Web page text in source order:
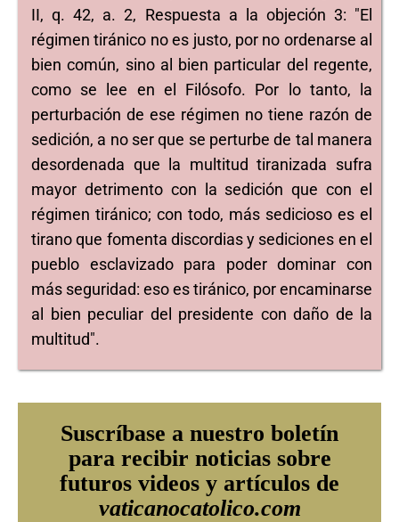
II, q. 42, a. 2, Respuesta a la objeción 3: "El
régimen tiránico no es justo, por no ordenarse al
bien común, sino al bien particular del regente,
como se lee en el Filósofo. Por lo tanto, la
perturbación de ese régimen no tiene razón de
sedición, a no ser que se perturbe de tal manera
desordenada que la multitud tiranizada sufra
mayor detrimento con la sedición que con el
régimen tiránico; con todo, más sedicioso es el
tirano que fomenta discordias y sediciones en el
pueblo esclavizado para poder dominar con
más seguridad: eso es tiránico, por encaminarse
al bien peculiar del presidente con daño de la
multitud".
Suscríbase a nuestro boletín
para recibir noticias sobre
futuros videos y artículos de
vaticanocatolico.com